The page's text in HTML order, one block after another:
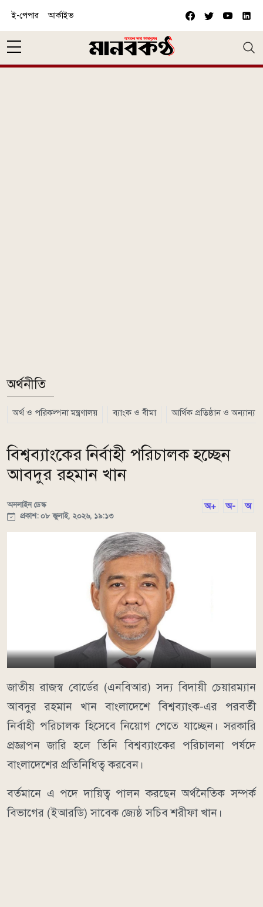
ই-পেপার আর্কাইভ
অর্থনীতি
অর্থ ও পরিকল্পনা মন্ত্রণালয় ব্যাংক ও বীমা আর্থিক প্রতিষ্ঠান ও অন্যান্য
বিশ্বব্যাংকের নির্বাহী পরিচালক হচ্ছেন
আবদুর রহমান খান
অনলাইন ডেস্ক
প্রকাশ: ০৮ জুলাই, ২০২৬, ১৯:১৩
অ+ অ- অ
জাতীয় রাজস্ব বোর্ডের (এনবিআর) সদ্য বিদায়ী চেয়ারম্যান
আবদুর রহমান খান বাংলাদেশে বিশ্বব্যাংক-এর পরবর্তী
নির্বাহী পরিচালক হিসেবে নিয়োগ পেতে যাচ্ছেন। সরকারি
প্রজ্ঞাপন জারি হলে তিনি বিশ্বব্যাংকের পরিচালনা পর্ষদে
বাংলাদেশের প্রতিনিধিত্ব করবেন।
বর্তমানে এ পদে দায়িত্ব পালন করছেন অর্থনৈতিক সম্পর্ক
বিভাগের (ইআরডি) সাবেক জ্যেষ্ঠ সচিব শরীফা খান।